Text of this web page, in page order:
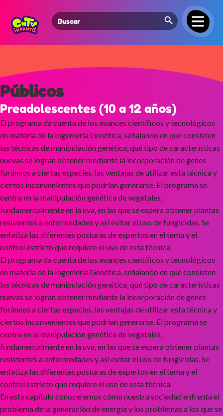
Search
for:
Search Button
Públicos
Preadolescentes (10 a 12 años)
El programa da cuenta de los avances científicos y tecnológicos
en materia de la Ingeniería Genética, señalando en qué consisten
las técnicas de manipulación genética, qué tipo de características
nuevas se logran obtener mediante la incorporación de genes
foráneos a ciertas especies, las ventajas de utilizar esta técnica y
ciertos inconvenientes que podrían generarse. El programa se
centra en la manipulación genética de vegetales,
fundamentalmente en la uva, en las que se espera obtener plantas
resistentes a enfermedades y así evitar el uso de fungicidas. Se
enfatiza las diferentes posturas de expertos en el tema y el
control estricto que requiere el uso de esta técnica.
El programa da cuenta de los avances científicos y tecnológicos
en materia de la Ingeniería Genética, señalando en qué consisten
las técnicas de manipulación genética, qué tipo de características
nuevas se logran obtener mediante la incorporación de genes
foráneos a ciertas especies, las ventajas de utilizar esta técnica y
ciertos inconvenientes que podrían generarse. El programa se
centra en la manipulación genética de vegetales,
fundamentalmente en la uva, en las que se espera obtener plantas
resistentes a enfermedades y así evitar el uso de fungicidas. Se
enfatiza las diferentes posturas de expertos en el tema y el
control estricto que requiere el uso de esta técnica.
En este capítulo conoceremos cómo nuestra sociedad enfrenta el
problema de la generación de energía y los problemas a los que se